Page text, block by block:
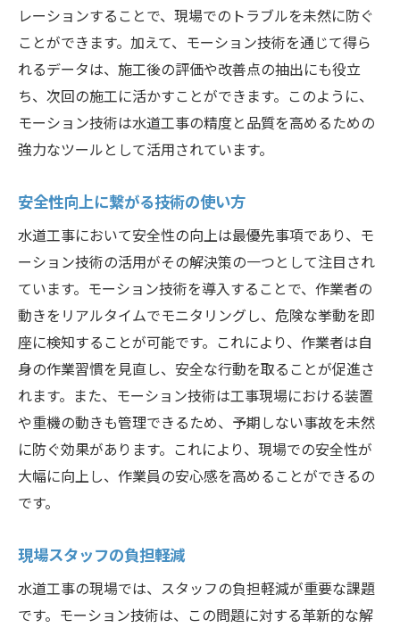
レーションすることで、現場でのトラブルを未然に防ぐ
ことができます。加えて、モーション技術を通じて得ら
れるデータは、施工後の評価や改善点の抽出にも役立
ち、次回の施工に活かすことができます。このように、
モーション技術は水道工事の精度と品質を高めるための
強力なツールとして活用されています。
安全性向上に繋がる技術の使い方
水道工事において安全性の向上は最優先事項であり、モ
ーション技術の活用がその解決策の一つとして注目され
ています。モーション技術を導入することで、作業者の
動きをリアルタイムでモニタリングし、危険な挙動を即
座に検知することが可能です。これにより、作業者は自
身の作業習慣を見直し、安全な行動を取ることが促進さ
れます。また、モーション技術は工事現場における装置
や重機の動きも管理できるため、予期しない事故を未然
に防ぐ効果があります。これにより、現場での安全性が
大幅に向上し、作業員の安心感を高めることができるの
です。
現場スタッフの負担軽減
水道工事の現場では、スタッフの負担軽減が重要な課題
です。モーション技術は、この問題に対する革新的な解